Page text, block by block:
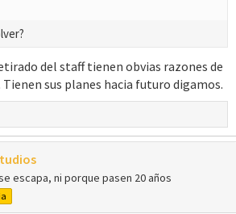
del staff tienen obvias razones de
sus planes hacia futuro digamos.
escapa, ni porque pasen 20 años